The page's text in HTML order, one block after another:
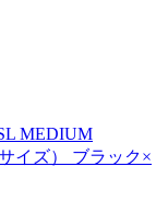
MEDIUM
イズ） ブラック×